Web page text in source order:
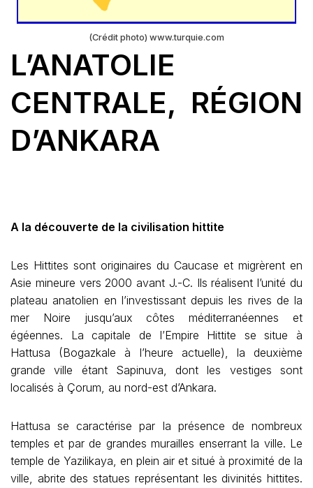
(Crédit photo) www.turquie.com
L’ANATOLIE
CENTRALE, RÉGION
D’ANKARA
A la découverte de la civilisation hittite
Les Hittites sont originaires du Caucase et migrèrent en
Asie mineure vers 2000 avant J.-C. Ils réalisent l’unité du
plateau anatolien en l’investissant depuis les rives de la
mer Noire jusqu’aux côtes méditerranéennes et
égéennes. La capitale de l’Empire Hittite se situe à
Hattusa (Bogazkale à l’heure actuelle), la deuxième
grande ville étant Sapinuva, dont les vestiges sont
localisés à Çorum, au nord-est d’Ankara.
Hattusa se caractérise par la présence de nombreux
temples et par de grandes murailles enserrant la ville. Le
temple de Yazilikaya, en plein air et situé à proximité de la
ville, abrite des statues représentant les divinités hittites.